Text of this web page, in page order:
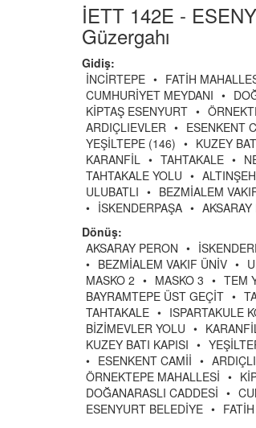
İETT 142E -
Güzergahı
Gidiş:
İNCİRTEPE • FATİH
CUMHURİYET MEYDANI •
KİPTAŞ ESENYURT •
ARDIÇLIEVLER • ESENKENT
YEŞİLTEPE (146) • KUZEY
KARANFİL • TAHTAKALE •
TAHTAKALE YOLU •
ULUBATLI • BEZMİALEM
• İSKENDERPAŞA •
Dönüş:
AKSARAY PERON •
• BEZMİALEM VAKIF ÜNİV •
MASKO 2 • MASKO 3 • TEM
BAYRAMTEPE ÜST GEÇİT •
TAHTAKALE • ISPARTAKULE
BİZİMEVLER YOLU •
KUZEY BATI KAPISI •
• ESENKENT CAMİİ •
ÖRNEKTEPE MAHALLESİ •
DOĞANARASLI CADDESİ •
ESENYURT BELEDİYE •